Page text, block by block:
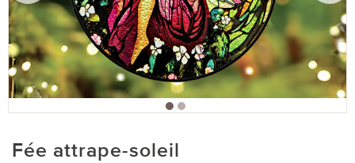
Fée attrape-soleil